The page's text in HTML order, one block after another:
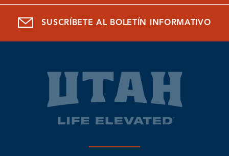
SUSCRÍBETE AL BOLETÍN INFORMATIVO